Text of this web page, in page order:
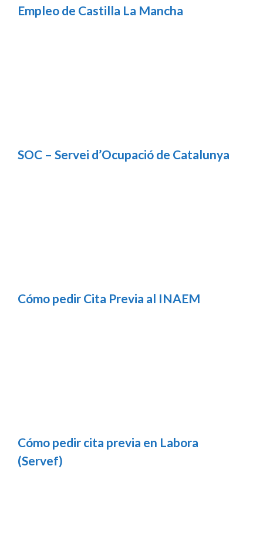
Empleo de Castilla La Mancha
SOC – Servei d’Ocupació de Catalunya
Cómo pedir Cita Previa al INAEM
Cómo pedir cita previa en Labora
(Servef)